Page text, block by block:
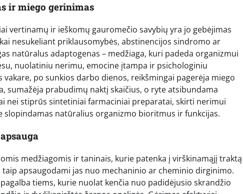
ir miego gerinimas
vertinamų ir ieškomų gauromečio savybių yra jo gebėjimas
nesukeliant priklausomybės, abstinencijos sindromo ar
natūralus adaptogenas – medžiaga, kuri padeda organizmui
nuolatiniu nerimu, emocine įtampa ir psichologiniu
po sunkios darbo dienos, reikšmingai pagerėja miego
sumažėja prabudimų naktį skaičius, o ryte atsibundama
nei stiprūs sintetiniai farmaciniai preparatai, skirti nerimui
slopindamas natūralius organizmo bioritmus ir funkcijas.
medžiagomis ir taninais, kurie patenka į virškinamąjį traktą
apsaugodami jas nuo mechaninio ar cheminio dirginimo.
tiems, kurie nuolat kenčia nuo padidėjusio skrandžio